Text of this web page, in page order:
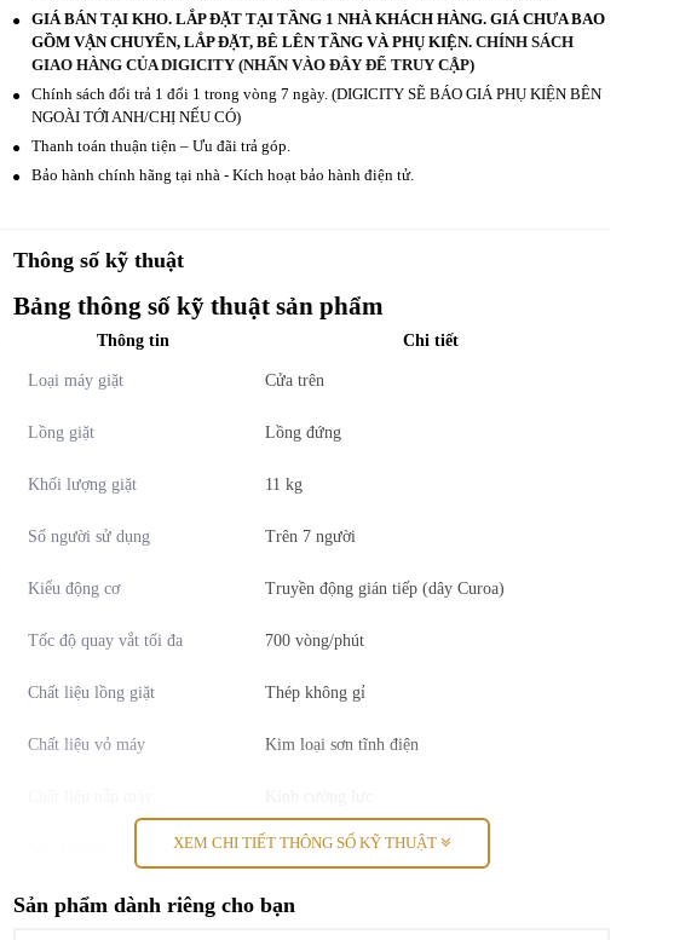
GIÁ BÁN TẠI KHO. LẮP ĐẶT TẠI TẦNG 1 NHÀ KHÁCH HÀNG. GIÁ CHƯA BAO
GỒM VẬN CHUYỂN, LẮP ĐẶT, BÊ LÊN TẦNG VÀ PHỤ KIỆN. CHÍNH SÁCH
GIAO HÀNG CỦA DIGICITY (NHẤN VÀO ĐÂY ĐỂ TRUY CẬP)
Chính sách đổi trả 1 đổi 1 trong vòng 7 ngày. (DIGICITY SẼ BÁO GIÁ PHỤ KIỆN BÊN
NGOÀI TỚI ANH/CHỊ NẾU CÓ)
Thanh toán thuận tiện – Ưu đãi trả góp.
Bảo hành chính hãng tại nhà - Kích hoạt bảo hành điện tử.
Thông số kỹ thuật
Bảng thông số kỹ thuật sản phẩm
Thông tin Chi tiết
Loại máy giặt Cửa trên
Lồng giặt Lồng đứng
Khối lượng giặt 11 kg
Số người sử dụng Trên 7 người
Kiểu động cơ Truyền động gián tiếp (dây Curoa)
Tốc độ quay vắt tối đa 700 vòng/phút
Chất liệu lồng giặt Thép không gỉ
Chất liệu vỏ máy Kim loại sơn tĩnh điện
Việt Nam
Năm ra mắt 2024
XEM CHI TIẾT THÔNG SỐ KỸ THUẬT
Sản phẩm dành riêng cho bạn